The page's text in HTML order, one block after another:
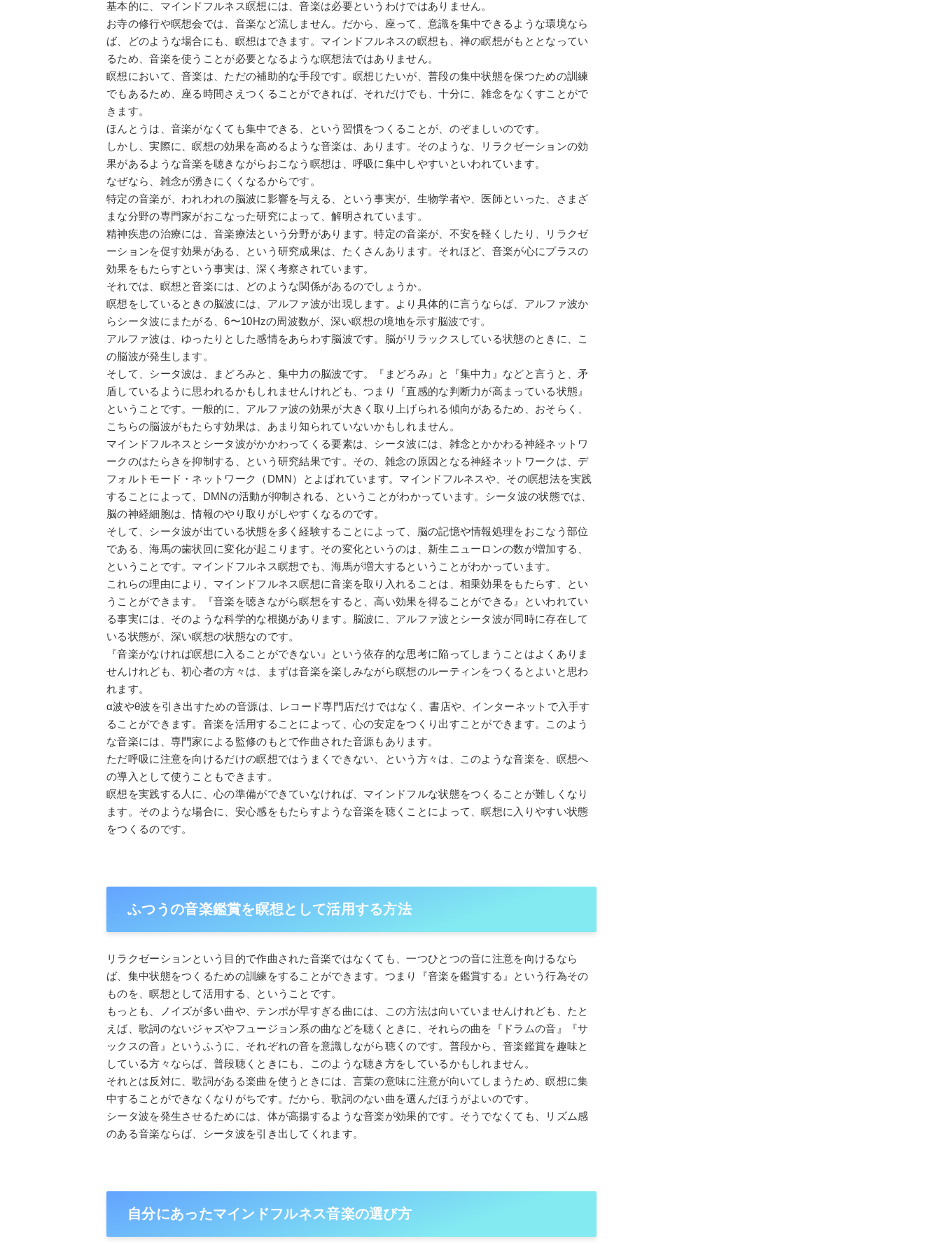
基本的に、マインドフルネス瞑想には、音楽は必要というわけではありません。
お寺の修行や瞑想会では、音楽など流しません。だから、座って、意識を集中できるような環境なら
ば、どのような場合にも、瞑想はできます。マインドフルネスの瞑想も、禅の瞑想がもととなってい
るため、音楽を使うことが必要となるような瞑想法ではありません。
瞑想において、音楽は、ただの補助的な手段です。瞑想じたいが、普段の集中状態を保つための訓練
でもあるため、座る時間さえつくることができれば、それだけでも、十分に、雑念をなくすことがで
きます。
ほんとうは、音楽がなくても集中できる、という習慣をつくることが、のぞましいのです。
しかし、実際に、瞑想の効果を高めるような音楽は、あります。そのような、リラクゼーションの効
果があるような音楽を聴きながらおこなう瞑想は、呼吸に集中しやすいといわれています。
なぜなら、雑念が湧きにくくなるからです。
特定の音楽が、われわれの脳波に影響を与える、という事実が、生物学者や、医師といった、さまざ
まな分野の専門家がおこなった研究によって、解明されています。
精神疾患の治療には、音楽療法という分野があります。特定の音楽が、不安を軽くしたり、リラクゼ
ーションを促す効果がある、という研究成果は、たくさんあります。それほど、音楽が心にプラスの
効果をもたらすという事実は、深く考察されています。
それでは、瞑想と音楽には、どのような関係があるのでしょうか。
瞑想をしているときの脳波には、アルファ波が出現します。より具体的に言うならば、アルファ波か
らシータ波にまたがる、6〜10Hzの周波数が、深い瞑想の境地を示す脳波です。
アルファ波は、ゆったりとした感情をあらわす脳波です。脳がリラックスしている状態のときに、こ
の脳波が発生します。
そして、シータ波は、まどろみと、集中力の脳波です。『まどろみ』と『集中力』などと言うと、矛
盾しているように思われるかもしれませんけれども、つまり『直感的な判断力が高まっている状態』
ということです。一般的に、アルファ波の効果が大きく取り上げられる傾向があるため、おそらく、
こちらの脳波がもたらす効果は、あまり知られていないかもしれません。
マインドフルネスとシータ波がかかわってくる要素は、シータ波には、雑念とかかわる神経ネットワ
ークのはたらきを抑制する、という研究結果です。その、雑念の原因となる神経ネットワークは、デ
フォルトモード・ネットワーク（DMN）とよばれています。マインドフルネスや、その瞑想法を実践
することによって、DMNの活動が抑制される、ということがわかっています。シータ波の状態では、
脳の神経細胞は、情報のやり取りがしやすくなるのです。
そして、シータ波が出ている状態を多く経験することによって、脳の記憶や情報処理をおこなう部位
である、海馬の歯状回に変化が起こります。その変化というのは、新生ニューロンの数が増加する、
ということです。マインドフルネス瞑想でも、海馬が増大するということがわかっています。
これらの理由により、マインドフルネス瞑想に音楽を取り入れることは、相乗効果をもたらす、とい
うことができます。『音楽を聴きながら瞑想をすると、高い効果を得ることができる』といわれてい
る事実には、そのような科学的な根拠があります。脳波に、アルファ波とシータ波が同時に存在して
いる状態が、深い瞑想の状態なのです。
『音楽がなければ瞑想に入ることができない』という依存的な思考に陥ってしまうことはよくありま
せんけれども、初心者の方々は、まずは音楽を楽しみながら瞑想のルーティンをつくるとよいと思わ
れます。
α波やθ波を引き出すための音源は、レコード専門店だけではなく、書店や、インターネットで入手す
ることができます。音楽を活用することによって、心の安定をつくり出すことができます。このよう
な音楽には、専門家による監修のもとで作曲された音源もあります。
ただ呼吸に注意を向けるだけの瞑想ではうまくできない、という方々は、このような音楽を、瞑想へ
の導入として使うこともできます。
瞑想を実践する人に、心の準備ができていなければ、マインドフルな状態をつくることが難しくなり
ます。そのような場合に、安心感をもたらすような音楽を聴くことによって、瞑想に入りやすい状態
をつくるのです。
ふつうの音楽鑑賞を瞑想として活用する方法
リラクゼーションという目的で作曲された音楽ではなくても、一つひとつの音に注意を向けるなら
ば、集中状態をつくるための訓練をすることができます。つまり『音楽を鑑賞する』という行為その
ものを、瞑想として活用する、ということです。
もっとも、ノイズが多い曲や、テンポが早すぎる曲には、この方法は向いていませんけれども、たと
えば、歌詞のないジャズやフュージョン系の曲などを聴くときに、それらの曲を『ドラムの音』『サ
ックスの音』というふうに、それぞれの音を意識しながら聴くのです。普段から、音楽鑑賞を趣味と
している方々ならば、普段聴くときにも、このような聴き方をしているかもしれません。
それとは反対に、歌詞がある楽曲を使うときには、言葉の意味に注意が向いてしまうため、瞑想に集
中することができなくなりがちです。だから、歌詞のない曲を選んだほうがよいのです。
シータ波を発生させるためには、体が高揚するような音楽が効果的です。そうでなくても、リズム感
のある音楽ならば、シータ波を引き出してくれます。
自分にあったマインドフルネス音楽の選び方